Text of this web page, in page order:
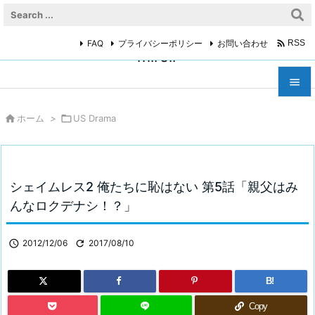
miroir




検索
FAQ プライバシーポリシー お問い合わせ  RSS
 ホーム > US Drama
シェイムレス2 俺たちに恥はない 第5話「親父はみ
んなロクデナシ！？」
 2012/12/06  2017/08/10
B!
Copy